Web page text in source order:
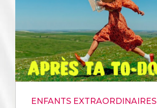
ENFANTS EXTRAORDINAIRES